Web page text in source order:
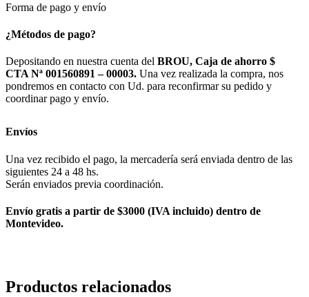
Forma de pago y envío
¿Métodos de pago?
Depositando en nuestra cuenta del BROU, Caja de ahorro $
CTA Nª 001560891 – 00003. Una vez realizada la compra, nos
pondremos en contacto con Ud. para reconfirmar su pedido y
coordinar pago y envío.
Envíos
Una vez recibido el pago, la mercadería será enviada dentro de las
siguientes 24 a 48 hs.
Serán enviados previa coordinación.
Envío gratis a partir de $3000 (IVA incluido) dentro de
Montevideo.
Productos relacionados